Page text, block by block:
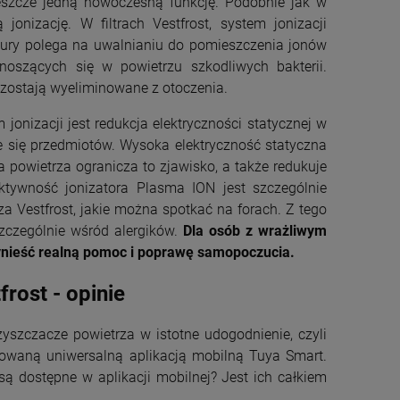
W filtrach Vestfrost, system jonizacji
polega na uwalnianiu do pomieszczenia jonów
się w powietrzu szkodliwych bakterii.
wyeliminowane z otoczenia.
jonizacji jest redukcja elektryczności statycznej w
przedmiotów. Wysoka elektryczność statyczna
ogranicza to zjawisko, a także redukuje
jonizatora Plasma ION jest szczególnie
Vestfrost, jakie można spotkać na forach. Z tego
wśród alergików. Dla osób z wrażliwym
realną pomoc i poprawę samopoczucia.
- opinie
powietrza w istotne udogodnienie, czyli
uniwersalną aplikacją mobilną Tuya Smart.
dostępne w aplikacji mobilnej? Jest ich całkiem